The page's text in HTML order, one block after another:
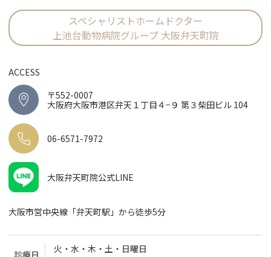
スペシャリストホームドクター
上池台動物病院グループ 大阪弁天町院
ACCESS
〒552-0007
大阪府大阪市港区弁天１丁目４−９ 第３柴田ビル 104
06-6571-7972
大阪弁天町院公式LINE
大阪市営中央線「弁天町駅」から徒歩5分
診療日
火・水・木・土・日曜日